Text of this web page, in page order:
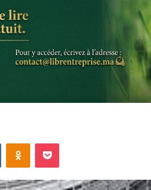
VKontakteOdnoklassniki
Pocket